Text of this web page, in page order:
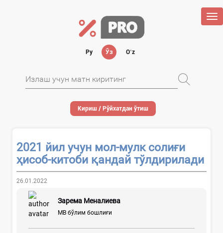
Ру Ўз Oʻz
Кириш / Рўйхатдан ўтиш
2021 йил учун мол-мулк солиғи
ҳисоб-китоби қандай тўлдирилади
26.01.2022
Зарема Меналиева
МВ бўлим бошлиғи